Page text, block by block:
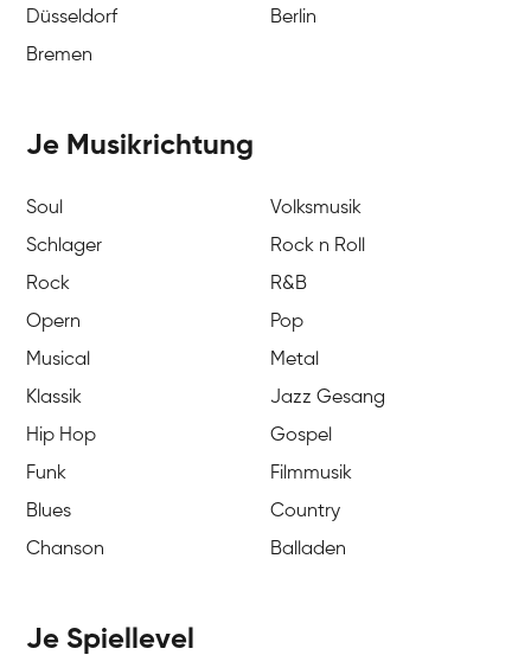
Düsseldorf
Berlin
Bremen
Je Musikrichtung
Soul
Volksmusik
Schlager
Rock n Roll
Rock
R&B
Opern
Pop
Musical
Metal
Klassik
Jazz Gesang
Hip Hop
Gospel
Funk
Filmmusik
Blues
Country
Chanson
Balladen
Je Spiellevel